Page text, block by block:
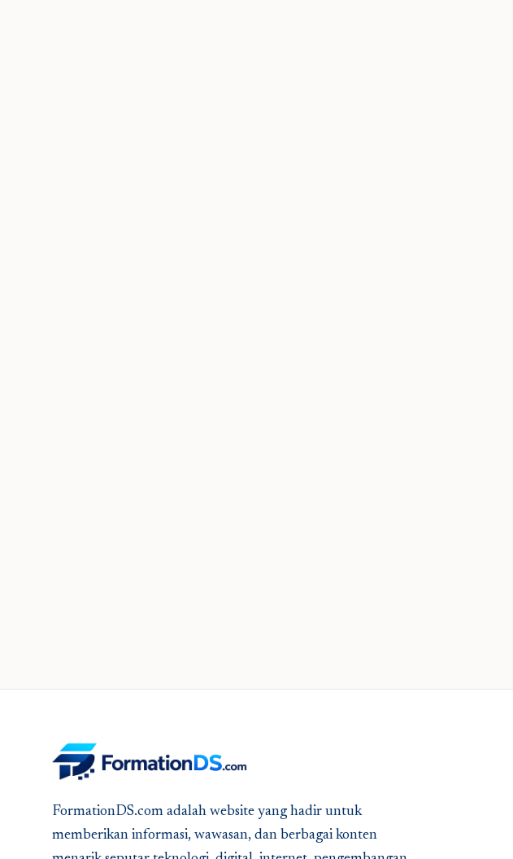
FormationDS.com adalah website yang hadir untuk
memberikan informasi, wawasan, dan berbagai konten